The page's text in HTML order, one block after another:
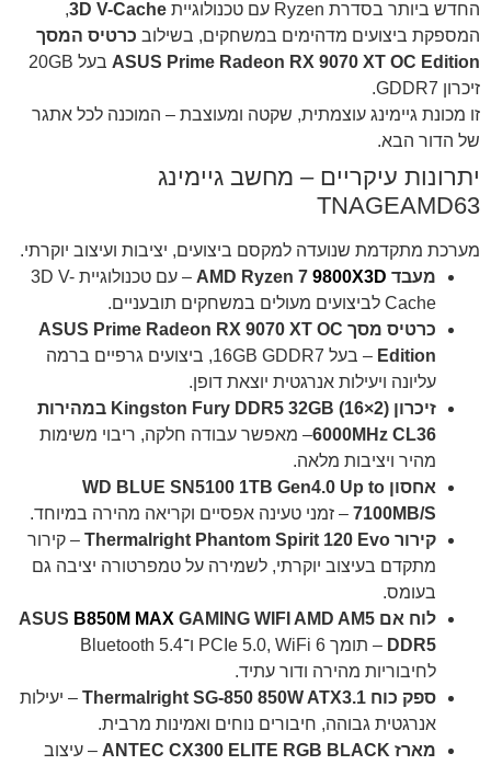
החדש ביותר בסדרת Ryzen עם טכנולוגיית
3D V-Cache
,
המספקת ביצועים מדהימים במשחקים, בשילוב כרטיס המסך
ASUS Prime Radeon RX 9070 XT OC Edition
בעל 20GB
זיכרון GDDR7.
זו מכונת גיימינג עוצמתית, שקטה ומעוצבת – המוכנה לכל אתגר
של הדור הבא.
יתרונות עיקריים – מחשב גיימינג
TNAGEAMD63
מערכת מתקדמת שנועדה למקסם ביצועים, יציבות ועיצוב יוקרתי.
מעבד AMD Ryzen 7 9800X3D
– עם טכנולוגיית 3D V-
Cache לביצועים מעולים במשחקים תובעניים.
כרטיס מסך ASUS Prime Radeon RX 9070 XT OC
Edition
– בעל 16GB GDDR7, ביצועים גרפיים ברמה
עליונה ויעילות אנרגטית יוצאת דופן.
זיכרון Kingston Fury DDR5 32GB (16×2) במהירות
‎6000MHz CL36– מאפשר עבודה חלקה, ריבוי משימות
מהיר ויציבות מלאה.
אחסון WD BLUE SN5100 1TB Gen4.0 Up to
7100MB/S – זמני טעינה אפסיים וקריאה מהירה במיוחד.
קירור Thermalright Phantom Spirit 120 Evo
– קירור
מתקדם בעיצוב יוקרתי, לשמירה על טמפרטורה יציבה גם
בעומס.
לוח אם ASUS
B850M MAX GAMING WIFI AMD AM5
DDR5
– תומך PCIe 5.0, WiFi 6 ו־Bluetooth 5.4
לחיבוריות מהירה ודור עתיד.
ספק כוח Thermalright SG-850 850W ATX3.1
– יעילות
אנרגטית גבוהה, חיבורים נוחים ואמינות מרבית.
מארז ANTEC CX300 ELITE RGB BLACK
– עיצוב